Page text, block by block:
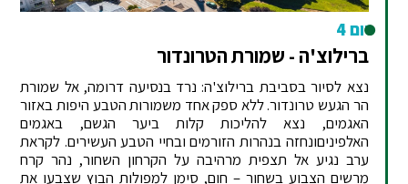
יום 4
ברילוצ'ה - שמורת הטרונדור
נצא לסיור בסביבת ברילוצ'ה: נרד בנסיעה דרומה, אל שמורת
הר הגעש טרונדור. ללא ספק אחד משמורות הטבע היפות באזור
האגמים, נצא להליכות קלות ביער הגשם, באגמים
האלפיניםונחזה בנהרות הזורמים ובחיי הטבע העשירים. לקראת
ערב נגיע אל תצפית מרהיבה על הקרחון השחור, נהר קרח
מרשים הצבוע בשחור – חום, סימן למפולות הבוץ שצבעו את